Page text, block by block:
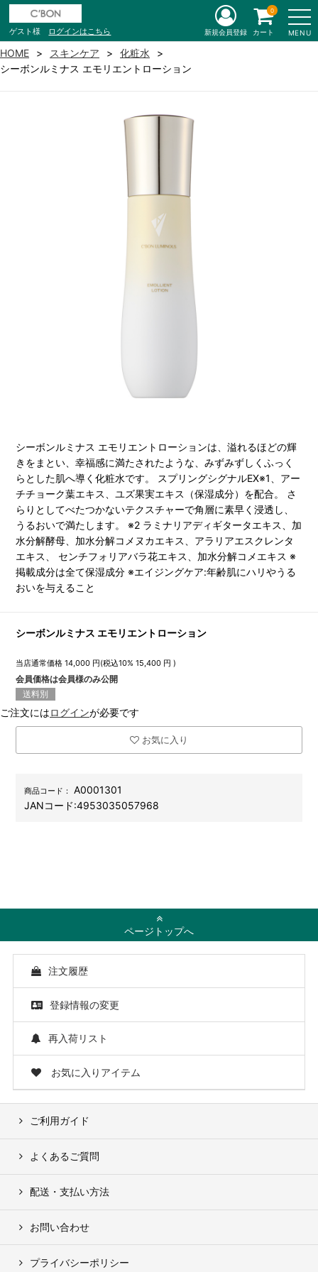
ゲスト様 ログインはこちら MENU
新規会員登録 カート
0
HOME スキンケア
化粧水
シーボンルミナス エモリエントローション
シーボンルミナス エモリエントローションは、溢れるほどの輝
きをまとい、幸福感に満たされたような、みずみずしくふっく
らとした肌へ導く化粧水です。 スプリングシグナルEX※1、アー
チチョーク葉エキス、ユズ果実エキス（保湿成分）を配合。 さ
らりとしてべたつかないテクスチャーで角層に素早く浸透し、
うるおいで満たします。 ※2 ラミナリアディギタータエキス、加
水分解酵母、加水分解コメヌカエキス、アラリアエスクレンタ
エキス、 センチフォリアバラ花エキス、加水分解コメエキス ※
掲載成分は全て保湿成分 ※エイジングケア:年齢肌にハリやうる
おいを与えること
シーボンルミナス エモリエントローション
当店通常価格 14,000 円(税込10%15,400 円 )
会員価格は会員様のみ公開
送料別
ご注文にはログインが必要です
お気に入り
商品コード：
A0001301
JANコード:4953035057968
ページトップへ
注文履歴
登録情報の変更
再入荷リスト
お気に入りアイテム
ご利用ガイド
よくあるご質問
配送・支払い方法
お問い合わせ
プライバシーポリシー